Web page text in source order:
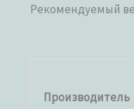
Рекомендуемый
Производитель